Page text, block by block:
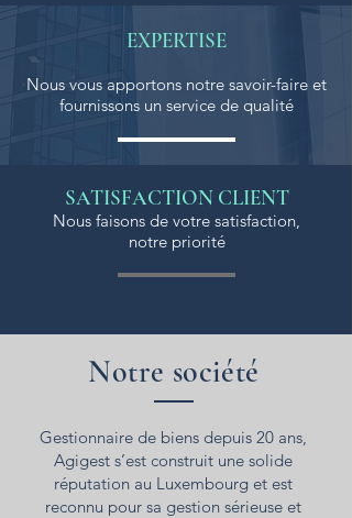
EXPERTISE
Nous vous apportons notre savoir-faire et
fournissons un service de qualité
SATISFACTION CLIENT
Nous faisons de votre satisfaction,
notre priorité
Notre société
Gestionnaire de biens depuis 20 ans,
Agigest s’est construit une solide
réputation au Luxembourg et est
reconnu pour sa gestion sérieuse et